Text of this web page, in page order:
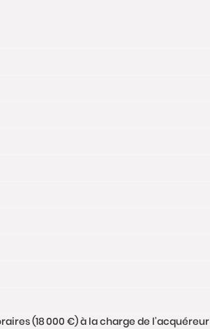
(18 000 €) à la charge de l'acquéreur